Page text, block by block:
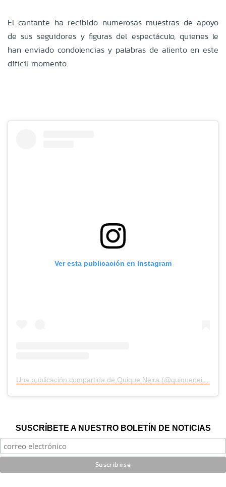
El cantante ha recibido numerosas muestras de apoyo
de sus seguidores y figuras del espectáculo, quienes le
han enviado condolencias y palabras de aliento en este
difícil momento.
Ver esta publicación en Instagram
SUSCRÍBETE A NUESTRO BOLETÍN DE NOTICIAS